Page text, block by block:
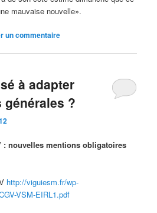
mauvaise nouvelle».
un commentaire
à adapter
?
: nouvelles mentions obligatoires
http://viguiesm.fr/wp-
VSM-EIRL1.pdf